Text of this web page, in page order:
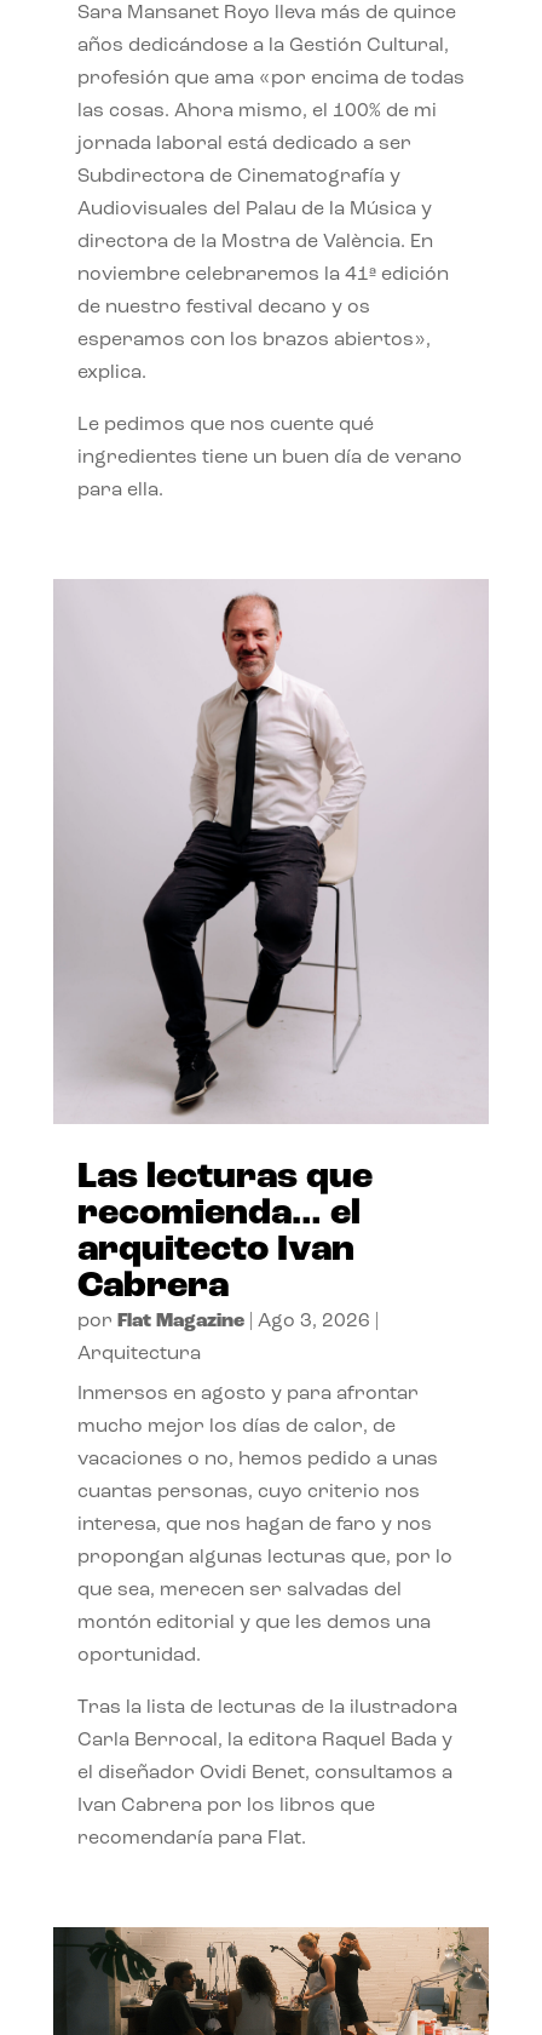
Sara Mansanet Royo lleva más de quince
años dedicándose a la Gestión Cultural,
profesión que ama «por encima de todas
las cosas. Ahora mismo, el 100% de mi
jornada laboral está dedicado a ser
Subdirectora de Cinematografía y
Audiovisuales del Palau de la Música y
directora de la Mostra de València. En
noviembre celebraremos la 41ª edición
de nuestro festival decano y os
esperamos con los brazos abiertos»,
explica.
Le pedimos que nos cuente qué
ingredientes tiene un buen día de verano
para ella.
Las lecturas que
recomienda… el
arquitecto Ivan
Cabrera
por Flat Magazine| Ago 3, 2026
Arquitectura
Inmersos en agosto y para afrontar
mucho mejor los días de calor, de
vacaciones o no, hemos pedido a unas
cuantas personas, cuyo criterio nos
interesa, que nos hagan de faro y nos
propongan algunas lecturas que, por lo
que sea, merecen ser salvadas del
montón editorial y que les demos una
oportunidad.
Tras la lista de lecturas de la ilustradora
Carla Berrocal, la editora Raquel Bada y
el diseñador Ovidi Benet, consultamos a
Ivan Cabrera por los libros que
recomendaría para Flat.